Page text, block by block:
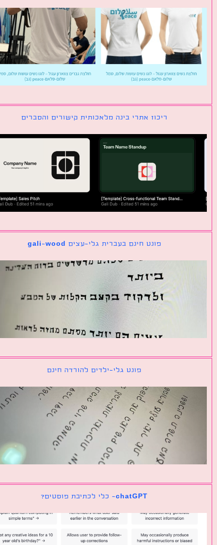
ריכוז אתרי בינה מלאכותית קישורים והסברים
פונט חינם בעברית גלי-עצים gali-wood
פונט גלי-ילדים להורדה חינם
chatGPT- כלי לכתיבת פוסטים?